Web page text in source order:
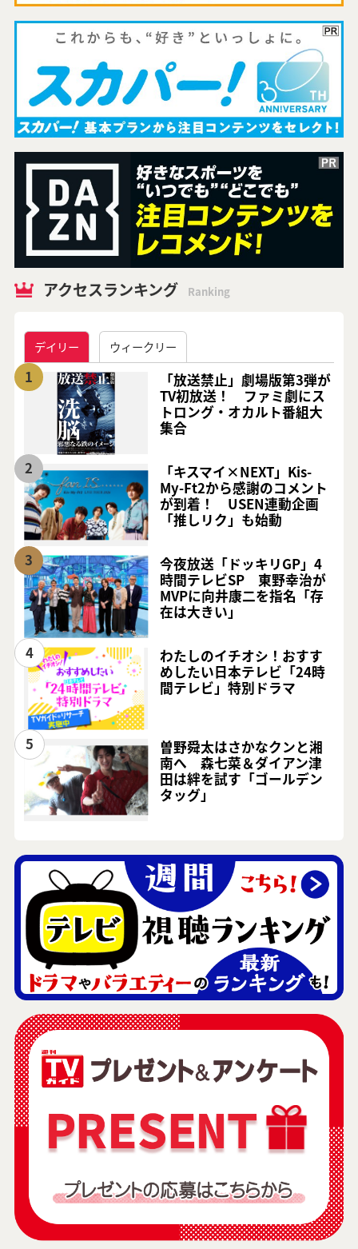
アクセスランキング Ranking
デイリー ウィークリー
1
「放送禁止」劇場版第3弾が
TV初放送！ ファミ劇にス
トロング・オカルト番組大
集合
2
「キスマイ×NEXT」Kis-
My-Ft2から感謝のコメント
が到着！ USEN連動企画
「推しリク」も始動
3
今夜放送「ドッキリGP」4
時間テレビSP 東野幸治が
MVPに向井康二を指名「存
在は大きい」
4
わたしのイチオシ！おすす
めしたい日本テレビ「24時
間テレビ」特別ドラマ
5
曽野舜太はさかなクンと湘
南へ 森七菜＆ダイアン津
田は絆を試す「ゴールデン
タッグ」